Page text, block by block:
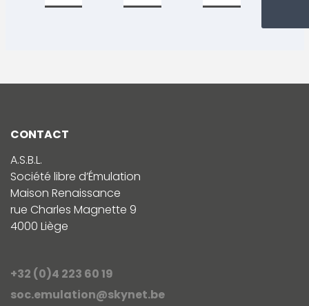
CONTACT
A.S.B.L.
Société libre d’Émulation
Maison Renaissance
rue Charles Magnette 9
4000 Liège
+32 (0)4 223 60 19
soc.emulation@skynet.be